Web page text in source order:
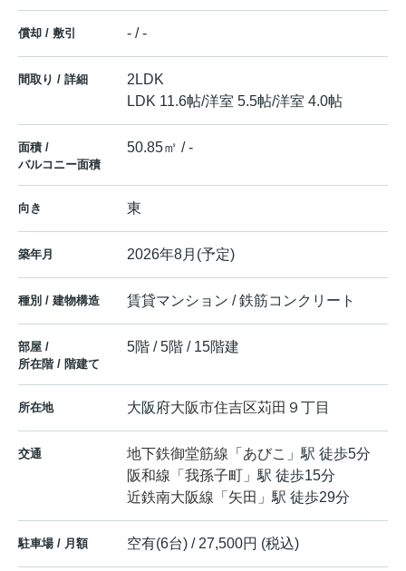
償却 / 敷引 - / -
間取り / 詳細
2LDK
LDK 11.6帖/洋室 5.5帖/洋室 4.0帖
面積 /
バルコニー面積
50.85㎡ / -
向き 東
築年月 2026年8月(予定)
種別 / 建物構造 賃貸マンション / 鉄筋コンクリート
部屋 /
所在階 / 階建て
5階 / 5階 / 15階建
所在地 大阪府大阪市住吉区苅田 ９丁目
交通 地下鉄御堂筋線 「 あびこ 」駅 徒歩5分
阪和線 「 我孫子町 」駅 徒歩15分
近鉄南大阪線 「 矢田 」駅 徒歩29分
駐車場 / 月額 空有(6台) / 27,500円 (税込)